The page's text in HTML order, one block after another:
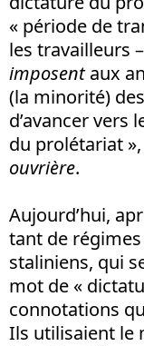
« période de
les travailleurs
imposentaux
(la minorité)
d’avancer vers
du prolétariat »,
ouvrière.
Aujourd’hui,
tant de
staliniens, qui
mot de «
connotations
Ils utilisaient le